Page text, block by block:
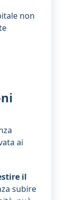
non
ai
il
subire